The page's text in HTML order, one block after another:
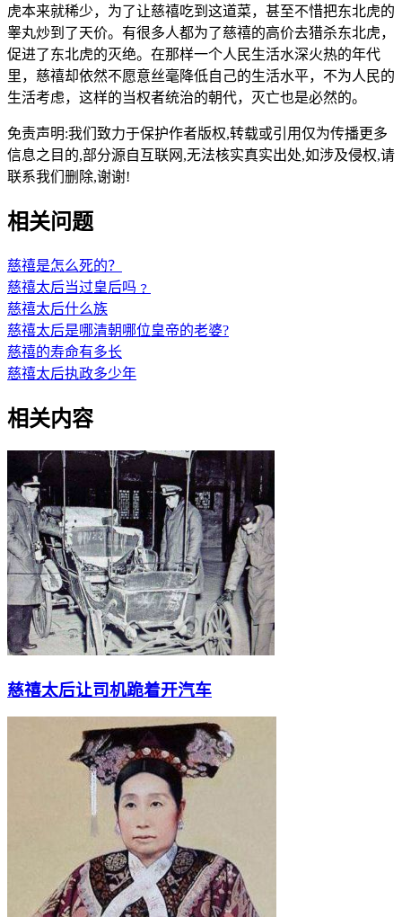
虎本来就稀少，为了让慈禧吃到这道菜，甚至不惜把东北虎的
睾丸炒到了天价。有很多人都为了慈禧的高价去猎杀东北虎，
促进了东北虎的灭绝。在那样一个人民生活水深火热的年代
里，慈禧却依然不愿意丝毫降低自己的生活水平，不为人民的
生活考虑，这样的当权者统治的朝代，灭亡也是必然的。
免责声明:我们致力于保护作者版权,转载或引用仅为传播更多
信息之目的,部分源自互联网,无法核实真实出处,如涉及侵权,请
联系我们删除,谢谢!
相关问题
慈禧是怎么死的？
慈禧太后当过皇后吗﹖
慈禧太后什么族
慈禧太后是哪清朝哪位皇帝的老婆?
慈禧的寿命有多长
慈禧太后执政多少年
相关内容
慈禧太后让司机跪着开汽车